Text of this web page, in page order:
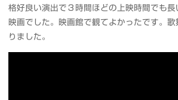
格好良い演出で３時間ほどの上映時間でも
映画でした。映画館で観てよかったです。
りました。